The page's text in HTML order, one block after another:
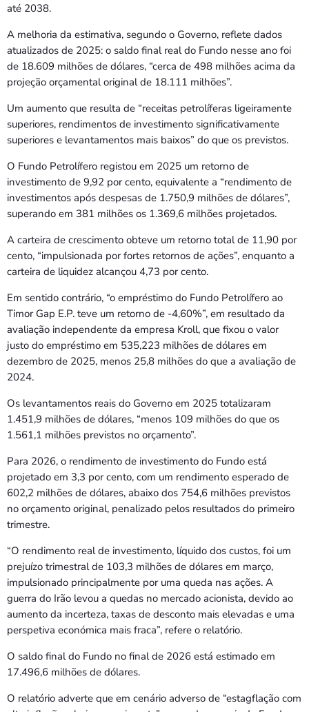
até 2038.
A melhoria da estimativa, segundo o Governo, reflete dados
atualizados de 2025: o saldo final real do Fundo nesse ano foi
de 18.609 milhões de dólares, “cerca de 498 milhões acima da
projeção orçamental original de 18.111 milhões”.
Um aumento que resulta de “receitas petrolíferas ligeiramente
superiores, rendimentos de investimento significativamente
superiores e levantamentos mais baixos” do que os previstos.
O Fundo Petrolífero registou em 2025 um retorno de
investimento de 9,92 por cento, equivalente a “rendimento de
investimentos após despesas de 1.750,9 milhões de dólares”,
superando em 381 milhões os 1.369,6 milhões projetados.
A carteira de crescimento obteve um retorno total de 11,90 por
cento, “impulsionada por fortes retornos de ações”, enquanto a
carteira de liquidez alcançou 4,73 por cento.
Em sentido contrário, “o empréstimo do Fundo Petrolífero ao
Timor Gap E.P. teve um retorno de -4,60%”, em resultado da
avaliação independente da empresa Kroll, que fixou o valor
justo do empréstimo em 535,223 milhões de dólares em
dezembro de 2025, menos 25,8 milhões do que a avaliação de
2024.
Os levantamentos reais do Governo em 2025 totalizaram
1.451,9 milhões de dólares, “menos 109 milhões do que os
1.561,1 milhões previstos no orçamento”.
Para 2026, o rendimento de investimento do Fundo está
projetado em 3,3 por cento, com um rendimento esperado de
602,2 milhões de dólares, abaixo dos 754,6 milhões previstos
no orçamento original, penalizado pelos resultados do primeiro
trimestre.
“O rendimento real de investimento, líquido dos custos, foi um
prejuízo trimestral de 103,3 milhões de dólares em março,
impulsionado principalmente por uma queda nas ações. A
guerra do Irão levou a quedas no mercado acionista, devido ao
aumento da incerteza, taxas de desconto mais elevadas e uma
perspetiva económica mais fraca”, refere o relatório.
O saldo final do Fundo no final de 2026 está estimado em
17.496,6 milhões de dólares.
O relatório adverte que em cenário adverso de “estagflação com